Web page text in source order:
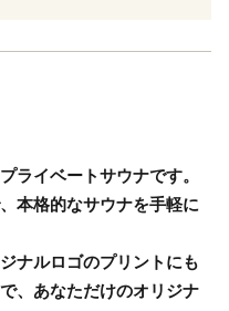
ライベートサウナです。
本格的なサウナを手軽に
ナルロゴのプリントにも
、あなただけのオリジナ